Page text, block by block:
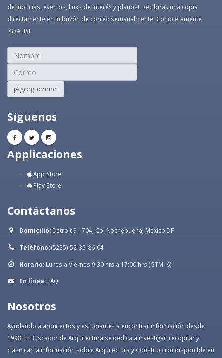
de !noticias, eventos, links de interés y planos!. Recibirás una copia
directamente en tu buzón de correo semanalmente. Completamente
!GRATIS!
¡Agreguenme!
Síguenos
Applicaciones
App Store
Play Store
Contáctanos
Domicilio: Detroit 9 - 704, Col Nochebuena, México DF
Teléfono:(5255) 52-35-86-04
Horario: Lunes a Viernes 9:30 hrs a 17:00 hrs (GTM -6)
En línea: FAQ
Nosotros
Ayudando a arquitectos y estudiantes a encontrar información desde
1998: El Buscador de Arquitectura se dedica a investigar, recopilar y
clasificar la información sobre Arquitectura y Construcción disponible en